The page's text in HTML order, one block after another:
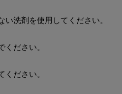
洗剤を使用してください。
ださい。
ださい。